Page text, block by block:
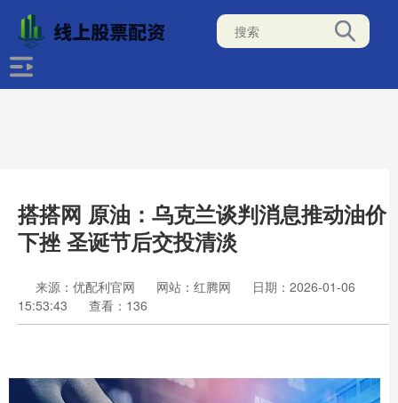
搭搭网 原油：乌克兰谈判消息推动油价
下挫 圣诞节后交投清淡
来源：优配利官网 网站：红腾网
日期：2026-01-06
15:53:43
查看：136